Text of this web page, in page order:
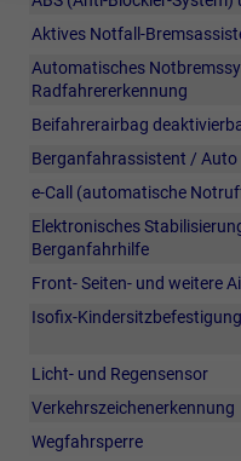
Aktives Notfall-
Automatisches
Radfahrererkennung
Beifahrerairbag
Berganfahrassistent / Auto
e-Call (automatische
Elektronisches
Berganfahrhilfe
Front- Seiten- und weitere
Isofix-
Licht- und Regensensor
Verkehrszeichenerkennung
Wegfahrsperre